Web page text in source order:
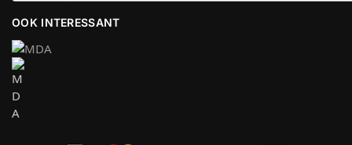
OOK INTERESSANT